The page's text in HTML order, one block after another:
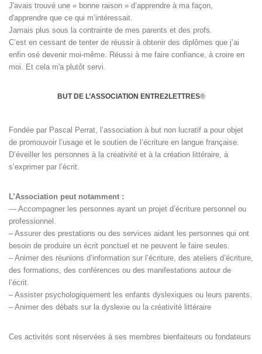
J'avais trouvé une « bonne raison » d’apprendre à ma façon,
d'apprendre que ce qui m’intéressait.
Jamais plus sous la contrainte de mes parents et des profs.
C’est en cessant de tenter de réussir à obtenir des diplômes que j’ai
enfin osé devenir moi-même. Réussi à me faire confiance, à croire en
moi. Et cela m'a plutôt servi.
BUT DE L’ASSOCIATION ENTRE2LETTRES®
Fondée par Pascal Perrat, l’association à but non lucratif a pour objet
de promouvoir l’usage et le soutien de l’écriture en langue française.
D’éveiller les personnes à la créativité et à la création littéraire, à
s’exprimer par l’écrit.
L’Association peut notamment :
— Accompagner les personnes ayant un projet d’écriture personnel ou
professionnel.
– Assurer des prestations ou des services aidant les personnes qui ont
besoin de produire un écrit ponctuel et ne peuvent le faire seules.
– Animer des réunions d’information sur l’écriture, des ateliers d’écriture,
des formations, des conférences ou des manifestations autour de
l’écrit.
– Assister psychologiquement les enfants dyslexiques ou leurs parents.
– Animer des débats sur la dyslexie ou la créativité littéraire
Ces activités sont réservées à ses membres bienfaiteurs ou fondateurs